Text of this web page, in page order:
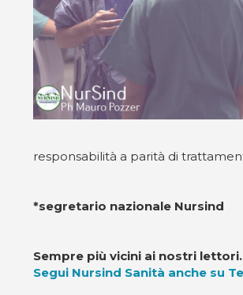
responsabilità a parità di
*segretario nazionale Nursind
Sempre più vicini ai nostri lettori.
Segui Nursind Sanità anche su